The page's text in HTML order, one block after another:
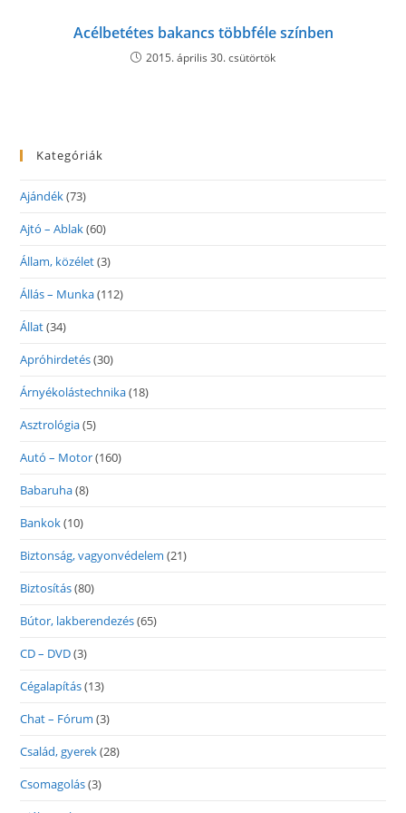
Acélbetétes bakancs többféle színben
2015. április 30. csütörtök
Kategóriák
Ajándék(73)
Ajtó – Ablak(60)
Állam, közélet(3)
Állás – Munka(112)
Állat(34)
Apróhirdetés(30)
Árnyékolástechnika(18)
Asztrológia(5)
Autó – Motor(160)
Babaruha(8)
Bankok(10)
Biztonság, vagyonvédelem (21)
Biztosítás(80)
Bútor, lakberendezés(65)
CD – DVD(3)
Cégalapítás(13)
Chat – Fórum (3)
Család, gyerek(28)
Csomagolás(3)